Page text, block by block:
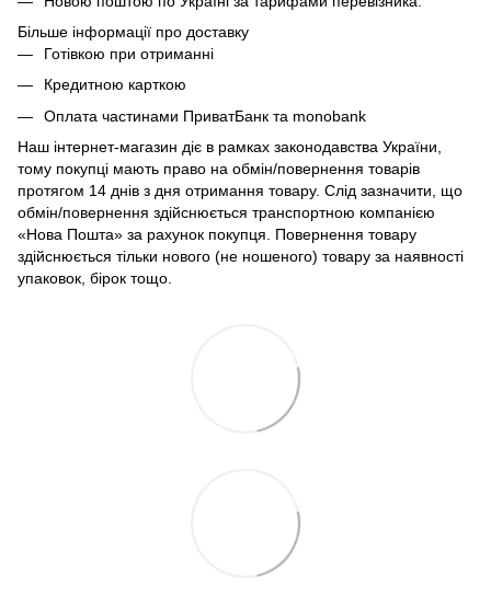
Більше інформації про доставку
Готівкою при отриманні
Кредитною карткою
Оплата частинами ПриватБанк та monobank
Наш інтернет-магазин діє в рамках законодавства України,
тому покупці мають право на обмін/повернення товарів
протягом 14 днів з дня отримання товару. Слід зазначити, що
обмін/повернення здійснюється транспортною компанією
«Нова Пошта» за рахунок покупця. Повернення товару
здійснюється тільки нового (не ношеного) товару за наявності
упаковок, бірок тощо.